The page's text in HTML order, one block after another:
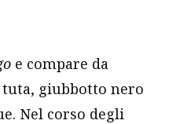
e compare da
giubbotto nero
Nel corso degli